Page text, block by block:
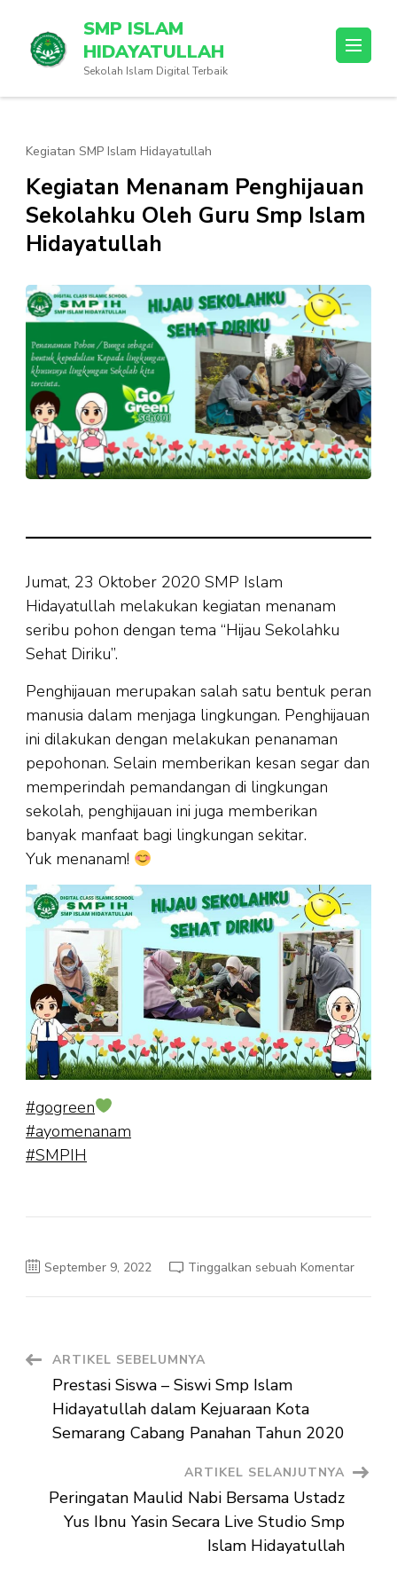
konten
SMP ISLAM
HIDAYATULLAH
Sekolah Islam Digital Terbaik
Kegiatan SMP Islam Hidayatullah
Kegiatan Menanam Penghijauan
Sekolahku Oleh Guru Smp Islam
Hidayatullah
Jumat, 23 Oktober 2020 SMP Islam
Hidayatullah melakukan kegiatan menanam
seribu pohon dengan tema “Hijau Sekolahku
Sehat Diriku”.
Penghijauan merupakan salah satu bentuk peran
manusia dalam menjaga lingkungan. Penghijauan
ini dilakukan dengan melakukan penanaman
pepohonan. Selain memberikan kesan segar dan
memperindah pemandangan di lingkungan
sekolah, penghijauan ini juga memberikan
banyak manfaat bagi lingkungan sekitar.
Yuk menanam!
#gogreen
#ayomenanam
#SMPIH
September 9, 2022 Tinggalkan sebuah Komentarpada
Navigasi
Artikel
ARTIKEL SEBELUMNYA
Prestasi Siswa – Siswi Smp Islam
Hidayatullah dalam Kejuaraan Kota
Semarang Cabang Panahan Tahun 2020
ARTIKEL SELANJUTNYA
Peringatan Maulid Nabi Bersama Ustadz
Yus Ibnu Yasin Secara Live Studio Smp
Islam Hidayatullah